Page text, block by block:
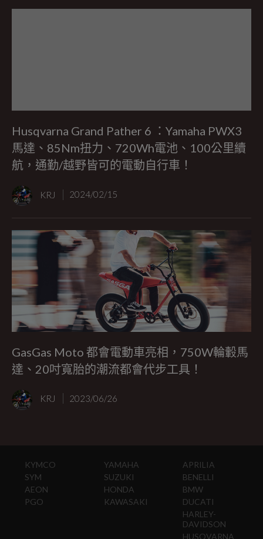
Husqvarna Grand Pather 6 ：Yamaha PWX3
馬達、85Nm扭力、720Wh電池、100公里續
航，通勤/越野皆可的電動自行車！
KRJ 2024/02/15
GasGas Moto 都會電動車亮相，750W輪轂馬
達、20吋寬胎的潮流都會代步工具！
KRJ 2023/06/26
KYMCO
SYM
AEON
PGO
YAMAHA
SUZUKI
HONDA
KAWASAKI
APRILIA
BENELLI
BMW
DUCATI
HARLEY-
DAVIDSON
HUSQVARNA